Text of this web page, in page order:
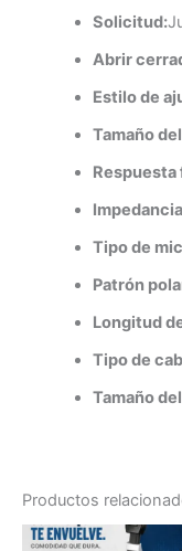
Solicitud:
Abrir
Estilo de
Tamaño
Tipo de
Patrón
Longitud
Tipo de
Tamaño
Productos